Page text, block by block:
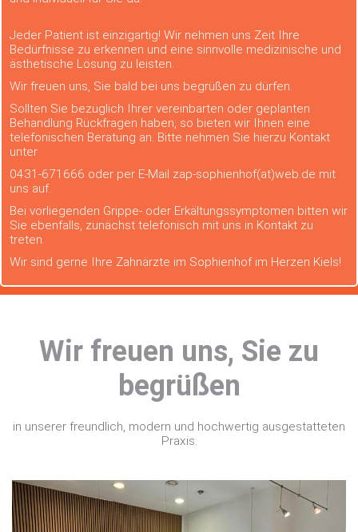
Jeder Patient ist einzigartig! Wir nehmen uns Zeit Ihre
Bedürfnisse zu erkennen und eine sinnvolle medizinische und
ästhetische Lösung zu leisten.
Wir freuen uns, Sie bald bei uns begrüßen zu dürfen.
Sollten Sie bezüglich Ihrer vereinbarten oder geplanten
Behandlung Rückfragen haben, so bieten wir Ihnen eine
telefonischen Beratung an. Bitte nehmen Sie hierzu Kontakt
unter
0431-671666 oder per E-Mail zap-sophienhof(at)web.de mit
uns auf.
Bei vorliegenden Grippe- oder Erkältungssymptomen bitten wir
Sie ebenfalls, zunächst telefonisch mit uns in Kontakt zu
treten.
Wir sind gerne Ihre Zahnärzte im Sophienhof im Herzen Kiels!
Wir freuen uns, Sie zu
begrüßen
in unserer freundlich, modern und hochwertig ausgestatteten
Praxis.